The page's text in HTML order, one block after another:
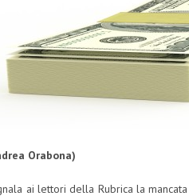
Orabona)
ai lettori della Rubrica la